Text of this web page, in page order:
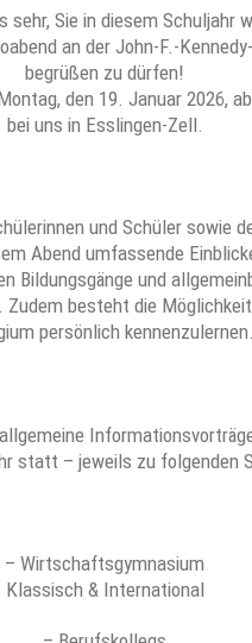
sehr, Sie in diesem Schuljahr
an der John-F.-
begrüßen zu dürfen!
den 19. Januar 2026,
bei uns in Esslingen-Zell.
und Schüler sowie
Abend umfassende
Bildungsgänge und
Zudem besteht die
persönlich kennenzulernen.
statt – jeweils zu folgenden
– Wirtschaftsgymnasium
Klassisch & International